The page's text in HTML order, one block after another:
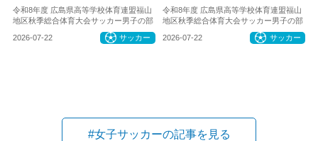
令和8年度 広島県高等学校体育連盟福山
地区秋季総合体育大会サッカー男子の部
2026-07-22 サッカー
令和8年度 広島県高等学校体育連盟福山
地区秋季総合体育大会サッカー男子の部
2026-07-22 サッカー
#女子サッカーの記事を見る